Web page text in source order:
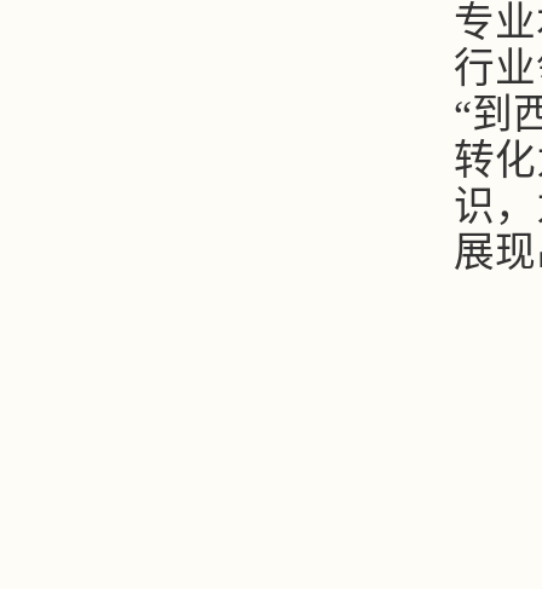
专
行
“到
转
识
展